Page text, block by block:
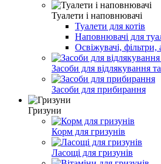
Туалети і наповнювачі
Туалети для котів
Наповнювачі для
Освіжувачі, фільтри,
Засоби для відлякування
Засоби для прибирання
Гризуни
Корм для гризунів
Ласощі для гризунів